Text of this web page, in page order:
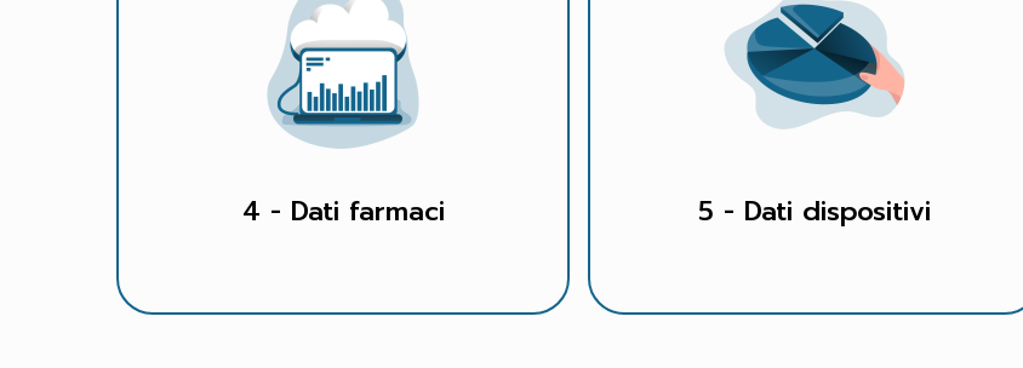
4 - Dati farmaci 5 - Dati dispositivi